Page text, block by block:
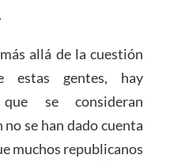
allá de la cuestión
estas gentes, hay
que se consideran
se han dado cuenta
muchos republicanos